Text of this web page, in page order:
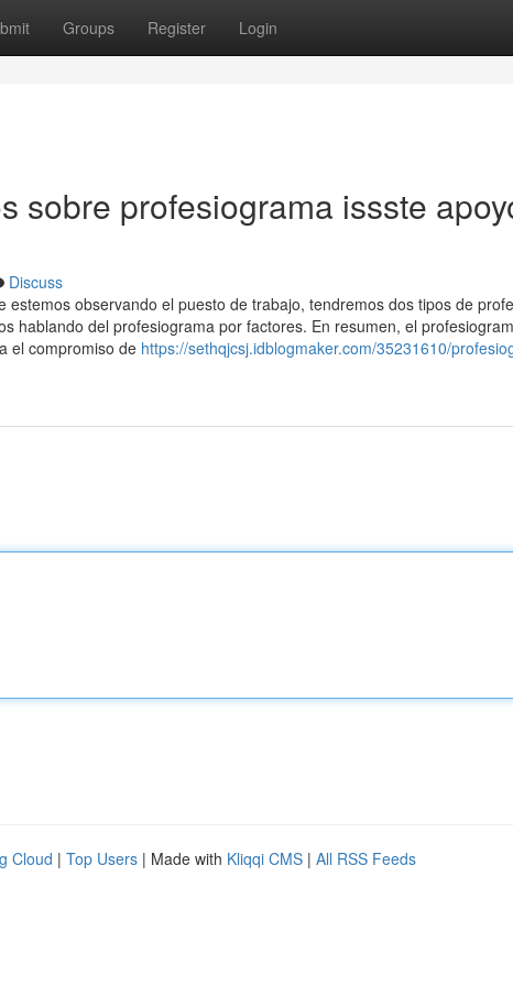
Groups Register Login
sobre profesiograma issste
Discuss
observando el puesto de trabajo, tendremos dos tipos de
hablando del profesiograma por factores. En resumen, el
el compromiso de https://sethqjcsj.idblogmaker.com/35231610/
Cloud | Top Users | Made with Kliqqi CMS | All RSS Feeds